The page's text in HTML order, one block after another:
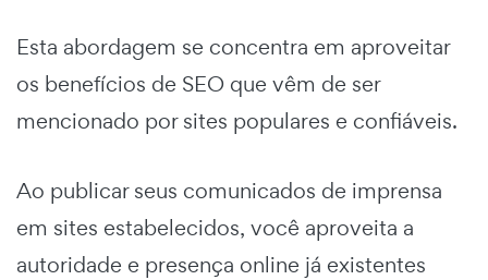
Esta abordagem se concentra em aproveitar
os benefícios de SEO que vêm de ser
mencionado por sites populares e confiáveis.
Ao publicar seus comunicados de imprensa
em sites estabelecidos, você aproveita a
autoridade e presença online já existentes